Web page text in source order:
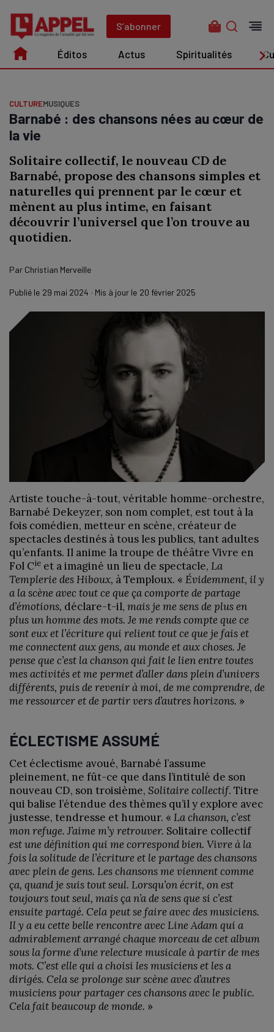
contenu
S’abonner
Édito Actus Spiritualités Culture
Éditos Actus Spiritualités
CULTUREMUSIQUES
Barnabé : des chansons nées au cœur de
la vie
Solitaire collectif, le nouveau CD de
Barnabé, propose des chansons simples et
naturelles qui prennent par le cœur et
mènent au plus intime, en faisant
découvrir l’universel que l’on trouve au
quotidien.
Par Christian Merveille
Publié le 29 mai 2024 · Mis à jour le 20 février 2025
Artiste touche-à-tout, véritable homme-orchestre,
Barnabé Dekeyzer, son nom complet, est tout à la
fois comédien, metteur en scène, créateur de
spectacles destinés à tous les publics, tant adultes
qu’enfants. Il anime la troupe de théâtre Vivre en
Fol Cie et a imaginé un lieu de spectacle, La
Templerie des Hiboux, à Temploux. « Évidemment, il y
a la scène avec tout ce que ça comporte de partage
d’émotions, déclare-t-il, mais je me sens de plus en
plus un homme des mots. Je me rends compte que ce
sont eux et l’écriture qui relient tout ce que je fais et
me connectent aux gens, au monde et aux choses. Je
pense que c’est la chanson qui fait le lien entre toutes
mes activités et me permet d’aller dans plein d’univers
différents, puis de revenir à moi, de me comprendre, de
me ressourcer et de partir vers d’autres horizons. »
ÉCLECTISME ASSUMÉ
Cet éclectisme avoué, Barnabé l’assume
pleinement, ne fût-ce que dans l’intitulé de son
nouveau CD, son troisième, Solitaire collectif. Titre
qui balise l’étendue des thèmes qu’il y explore avec
justesse, tendresse et humour. « La chanson, c’est
mon refuge. J’aime m’y retrouver. Solitaire collectif
est une définition qui me correspond bien. Vivre à la
fois la solitude de l’écriture et le partage des chansons
avec plein de gens. Les chansons me viennent comme
ça, quand je suis tout seul. Lorsqu’on écrit, on est
toujours tout seul, mais ça n’a de sens que si c’est
ensuite partagé. Cela peut se faire avec des musiciens.
Il y a eu cette belle rencontre avec Line Adam qui a
admirablement arrangé chaque morceau de cet album
sous la forme d’une relecture musicale à partir de mes
mots. C’est elle qui a choisi les musiciens et les a
dirigés. Cela se prolonge sur scène avec d’autres
musiciens pour partager ces chansons avec le public.
Cela fait beaucoup de monde. »